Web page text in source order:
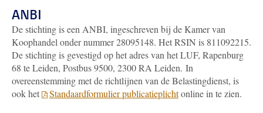
ANBI
De stichting is een ANBI, ingeschreven bij de Kamer van
Koophandel onder nummer 28095148. Het RSIN is 811092215.
De stichting is gevestigd op het adres van het LUF, Rapenburg
68 te Leiden, Postbus 9500, 2300 RA Leiden. In
overeenstemming met de richtlijnen van de Belastingdienst, is
ook het
Standaardformulier publicatieplichtonline in te zien.